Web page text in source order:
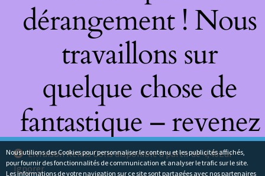
Livraison Relais Colis disponible à partir de 4,40Eur
Ignorer
dérangement ! Nous
travaillons sur
quelque chose de
fantastique – revenez
bientôt !
Nous utilions des Cookies pour personnaliser le contenu et les publicités affichés,
pour fournir des fonctionnalités de communication et analyser le trafic sur le site.
Les informations de votre navigation sur ce site sont partagées avec nos partenaires